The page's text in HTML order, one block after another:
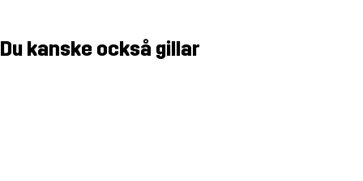
Du kanske också gillar